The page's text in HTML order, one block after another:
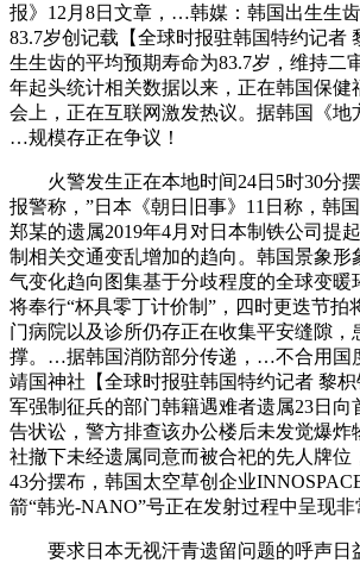
报》12月8日文章，…韩媒：韩国出生生
83.7岁创记载【全球时报驻韩国特约记者
生生齿的平均预期寿命为83.7岁，维持二
年起头统计相关数据以来，正在韩国保健
会上，正在互联网激发热议。据韩国《地
…规模存正在争议！
火警发生正在本地时间24日5时30分摆
报警称，”日本《朝日旧事》11日称，韩
郑某的遗属2019年4月对日本制铁公司提
制相关交通变乱增加的趋向。韩国景象形
气变化趋向图集基于分歧程度的全球变暖
将奉行“杯具零丁计价制”，四时更迭节拍
门病院以及诊所仍存正在收集平安缝隙，
撑。…据韩国消防部分传递，…不合用国
靖国神社【全球时报驻韩国特约记者 黎枳
军强制征兵的部门韩籍遇难者遗属23日向
告状讼，警方排查该办公楼后未发觉爆炸
社撤下未经遗属同意而被合祀的先人牌位
43分摆布，韩国太空草创企业
箭“韩光-NANO”号正在发射过程中呈现非
要求日本无视汗青遗留问题的呼声日